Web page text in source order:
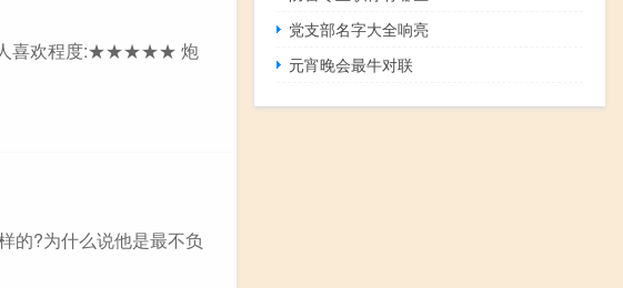
人喜欢程度:★★★★★ 炮
的?为什么说他是最不负
党支部名字大全响亮
元宵晚会最牛对联